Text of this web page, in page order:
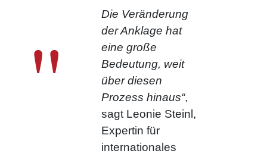
"
Die Veränderung
der Anklage hat
eine große
Bedeutung, weit
über diesen
Prozess hinaus“,
sagt Leonie Steinl,
Expertin für
internationales